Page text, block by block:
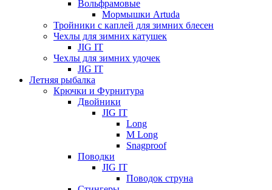
Вольфрамовые
Мормышки Artuda
Тройники с каплей для зимних блесен
Чехлы для зимних катушек
JIG IT
Чехлы для зимних удочек
JIG IT
Летняя рыбалка
Крючки и Фурнитура
Двойники
JIG IT
Long
M Long
Snagproof
Поводки
JIG IT
Поводок струна